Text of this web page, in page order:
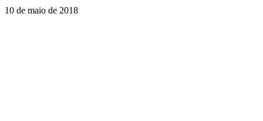
10 de maio de 2018